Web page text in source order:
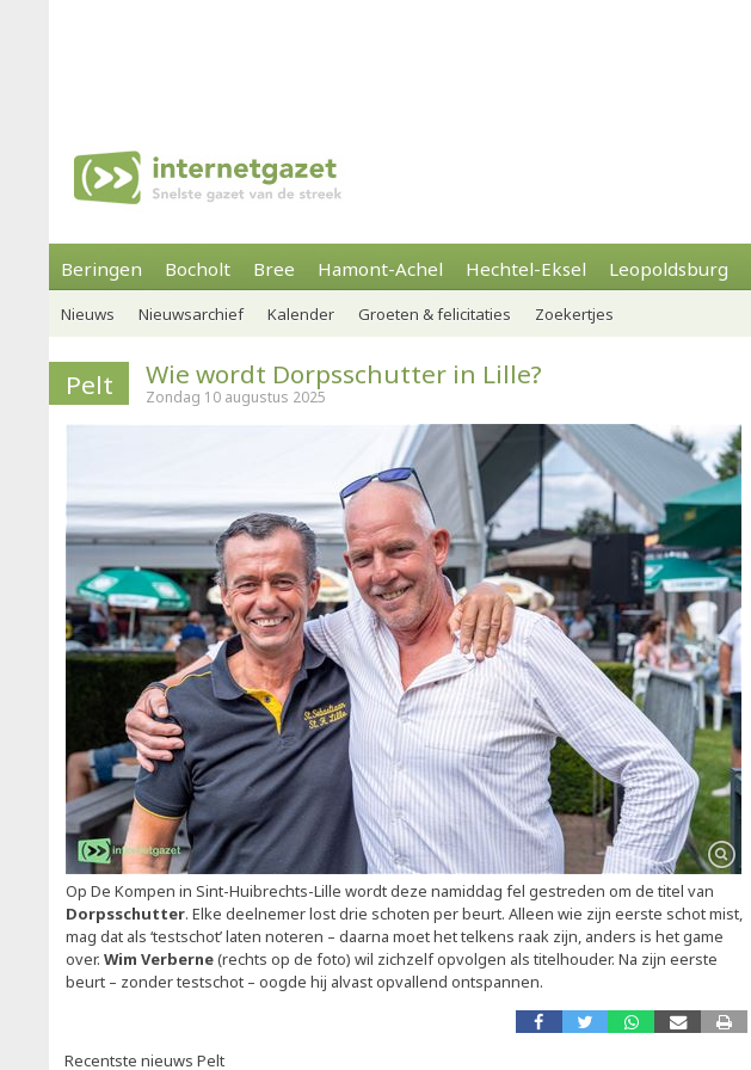
Beringen Bocholt Bree Hamont-Achel Hechtel-Eksel Leopoldsburg
Nieuws Nieuwsarchief Kalender Groeten & felicitaties Zoekertjes
Pelt Wie wordt Dorpsschutter in Lille?
Zondag 10 augustus 2025
Op De Kompen in Sint-Huibrechts-Lille wordt deze namiddag fel gestreden om de titel van
Dorpsschutter. Elke deelnemer lost drie schoten per beurt. Alleen wie zijn eerste schot mist,
mag dat als ‘testschot’ laten noteren – daarna moet het telkens raak zijn, anders is het game
over. Wim Verberne(rechts op de foto) wil zichzelf opvolgen als titelhouder. Na zijn eerste
beurt – zonder testschot – oogde hij alvast opvallend ontspannen.
Recentste nieuws Pelt